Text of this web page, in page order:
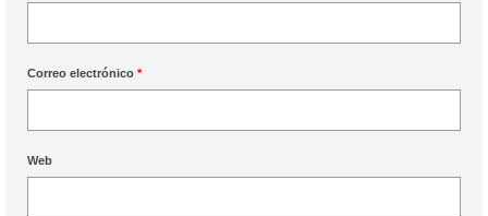
Correo electrónico *
Web